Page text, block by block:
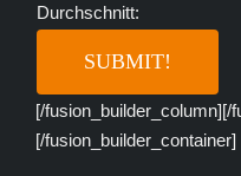
Durchschnitt:
[/fusion_builder_column][/
[/fusion_builder_container]